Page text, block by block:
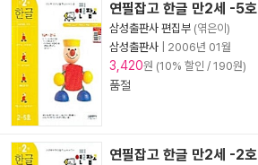
연필잡고 한글 만2세 -5호
삼성출판사 편집부 (엮은이)
삼성출판사
2006년 01월
3,420원 (10% 할인 / 190원)
품절
연필잡고 한글 만2세 -2호